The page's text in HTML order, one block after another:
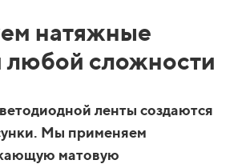
натяжные
любой сложности
ленты создаются
Мы применяем
матовую